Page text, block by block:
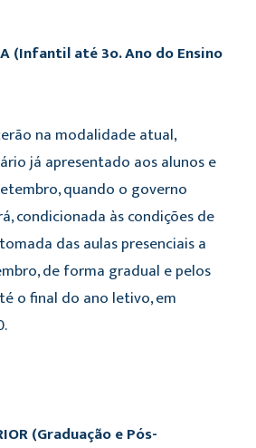
(Infantil até 3o. Ano do Ensino
na modalidade atual,
já apresentado aos alunos e
quando o governo
condicionada às condições de
das aulas presenciais a
de forma gradual e pelos
o final do ano letivo, em
(Graduação e Pós-